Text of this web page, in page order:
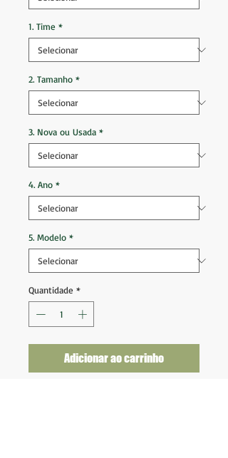
1. Time *
2. Tamanho *
3. Nova ou Usada *
4. Ano *
5. Modelo *
Quantidade *
Adicionar ao carrinho